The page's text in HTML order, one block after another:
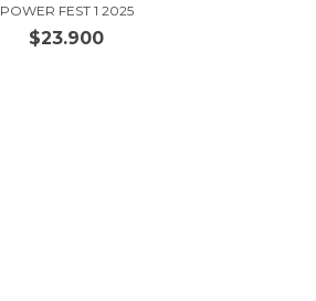
POWER FEST 1 2025
$23.900